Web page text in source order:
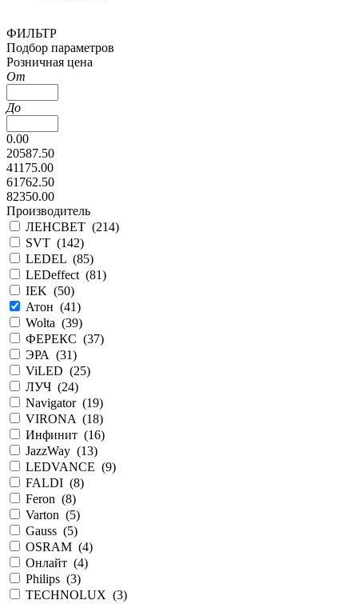
ФИЛЬТР
Подбор параметров
Розничная цена
От
До
0.00
20587.50
41175.00
61762.50
82350.00
Производитель
ЛЕНСВЕТ (214)
SVT (142)
LEDEL (85)
LEDeffect (81)
IEK (50)
Атон (41)
Wolta (39)
ФЕРЕКС (37)
ЭРА (31)
ViLED (25)
ЛУЧ (24)
Navigator (19)
VIRONA (18)
Инфинит (16)
JazzWay (13)
LEDVANCE (9)
FALDI (8)
Feron (8)
Varton (5)
Gauss (5)
OSRAM (4)
Онлайт (4)
Philips (3)
TECHNOLUX (3)